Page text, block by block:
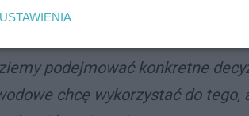
nowy zastępca prezydenta
podejmować konkretne
chcę wykorzystać do tego,
USTAWIENIA